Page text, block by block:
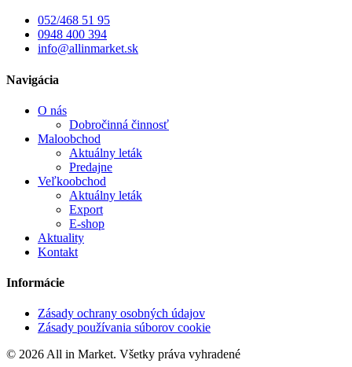
052/468 51 95
0948 400 394
info@allinmarket.sk
Navigácia
O nás
Dobročinná činnosť
Maloobchod
Aktuálny leták
Predajne
Veľkoobchod
Aktuálny leták
Export
E-shop
Aktuality
Kontakt
Informácie
Zásady ochrany osobných údajov
Zásady používania súborov cookie
© 2026 All in Market. Všetky práva vyhradené